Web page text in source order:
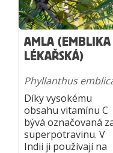
AMLA (EMBLIKA
LÉKAŘSKÁ)
Phyllanthus
Díky vysokému
obsahu vitamínu C
bývá označovaná
superpotravinu. V
Indii ji používají na